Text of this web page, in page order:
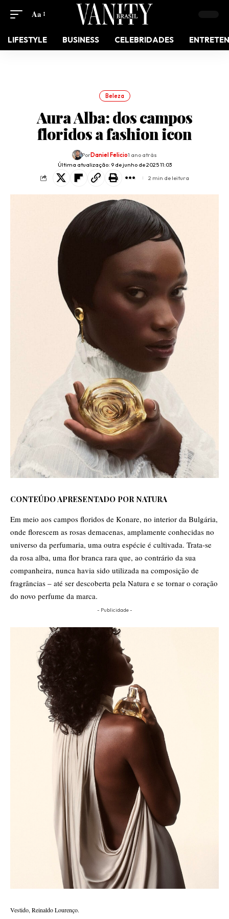
Aa
LIFESTYLE BUSINESS CELEBRIDADES
Beleza
Aura Alba: dos campos
floridos a fashion icon
Última atualização: 9 de junho de 2025 11:03
PorDaniel Felicio1 ano atrás
2 min de leitura
CONTEÚDO APRESENTADO POR NATURA
Em meio aos campos floridos de Konare, no interior da Bulgária,
onde florescem as rosas demacenas, amplamente conhecidas no
universo da perfumaria, uma outra espécie é cultivada. Trata-se
da rosa alba, uma flor branca rara que, ao contrário da sua
companheira, nunca havia sido utilizada na composição de
fragrâncias – até ser descoberta pela Natura e se tornar o coração
do novo perfume da marca.
- Publicidade -
Vestido, Reinaldo Lourenço.